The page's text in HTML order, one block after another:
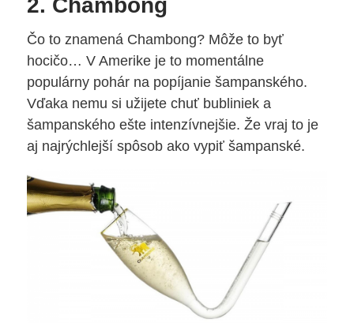
2. Chambong
Čo to znamená Chambong? Môže to byť
hocičo… V Amerike je to momentálne
populárny pohár na popíjanie šampanského.
Vďaka nemu si užijete chuť bubliniek a
šampanského ešte intenzívnejšie. Že vraj to je
aj najrýchlejší spôsob ako vypiť šampanské.